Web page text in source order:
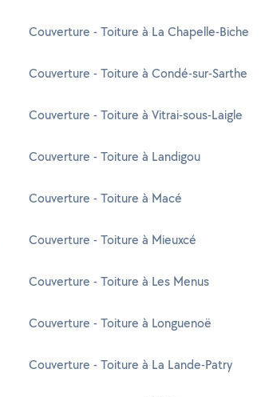
Couverture - Toiture à La Chapelle-Biche
Couverture - Toiture à Condé-sur-Sarthe
Couverture - Toiture à Vitrai-sous-Laigle
Couverture - Toiture à Landigou
Couverture - Toiture à Macé
Couverture - Toiture à Mieuxcé
Couverture - Toiture à Les Menus
Couverture - Toiture à Longuenoë
Couverture - Toiture à La Lande-Patry